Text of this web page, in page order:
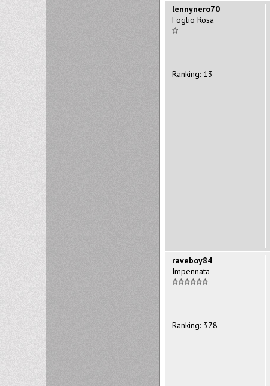
lennynero70
Foglio Rosa
Ranking: 13
raveboy84
Impennata
Ranking: 378